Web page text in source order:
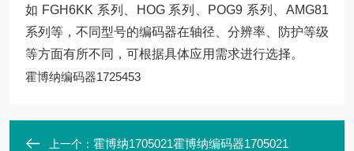
如 FGH6KK 系列、HOG 系列、POG9 系列、AMG81
系列等，不同型号的编码器在轴径、分辨率、防护等级
等方面有所不同，可根据具体应用需求进行选择。
霍博纳编码器1725453
上一个： 霍博纳1705021霍博纳编码器1705021